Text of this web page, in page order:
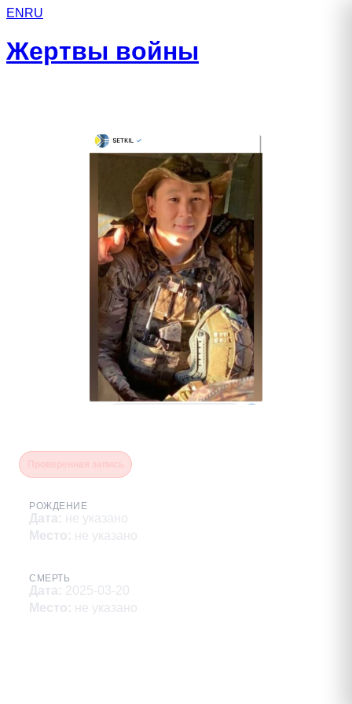
EN RU
Жертвы войны
РОЖДЕНИЕ
Дата: не указано
Место: не указано
СМЕРТЬ
Дата: 2025-03-20
Место: не указано